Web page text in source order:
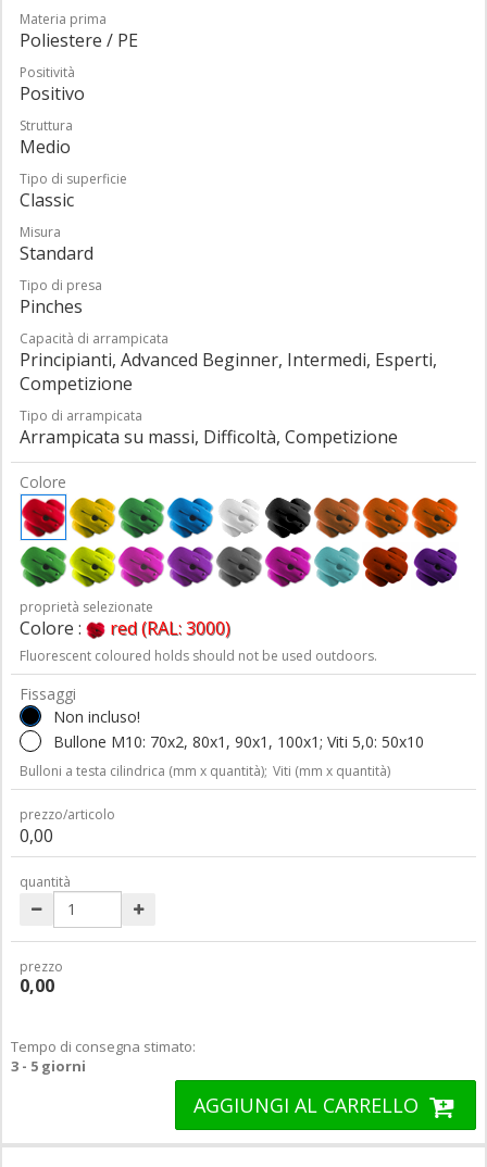
Materia prima
Poliestere / PE
Positività
Positivo
Struttura
Medio
Tipo di superficie
Classic
Misura
Standard
Tipo di presa
Pinches
Capacità di arrampicata
Principianti, Advanced Beginner, Intermedi, Esperti,
Competizione
Tipo di arrampicata
Arrampicata su massi, Difficoltà, Competizione
Colore
proprietà selezionate
Colore : red (RAL: 3000)
Fluorescent coloured holds should not be used outdoors.
Fissaggi
Non incluso!
Bullone M10: 70x2, 80x1, 90x1, 100x1; Viti 5,0: 50x10
Bulloni a testa cilindrica (mm x quantità); Viti (mm x quantità)
prezzo/articolo
0,00
quantità
prezzo
0,00
Tempo di consegna stimato:
3 - 5 giorni
AGGIUNGI AL CARRELLO